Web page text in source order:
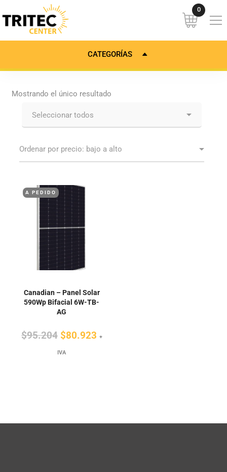
CATEGORÍAS
Mostrando el único resultado
A PEDIDO
Canadian – Panel Solar
590Wp Bifacial 6W-TB-
AG
$95.204 El
precio
$80.923El
+
IVA